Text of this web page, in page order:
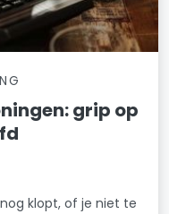
grip op
klopt, of je niet te